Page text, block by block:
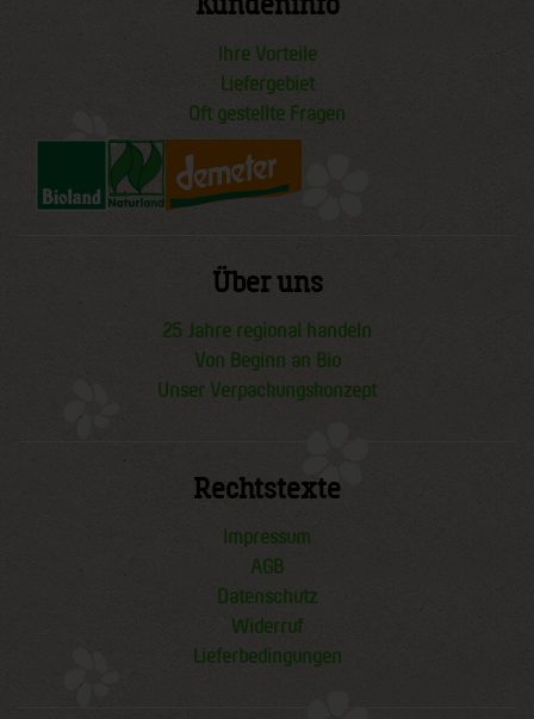
Ihre Vorteile
Liefergebiet
Oft gestellte Fragen
Über uns
25 Jahre regional handeln
Von Beginn an Bio
Unser Verpackungskonzept
Rechtstexte
Impressum
AGB
Datenschutz
Widerruf
Lieferbedingungen